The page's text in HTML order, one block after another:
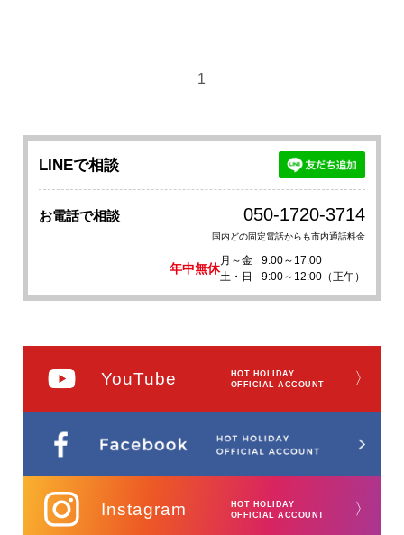
1
LINEで相談
お電話で相談 050-1720-3714
国内どの固定電話からも市内通話料金
年中無休
月～金
9:00～17:00
土・日
9:00～12:00（正午）
YouTube
HOT HOLIDAY
OFFICIAL ACCOUNT
〉
Instagram
HOT HOLIDAY
OFFICIAL ACCOUNT
〉